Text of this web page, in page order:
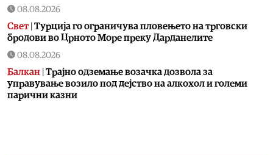
08.08.2026
Свет| Турција го ограничува пловењето на трговски
бродови во Црното Море преку Дарданелите
08.08.2026
Балкан Трајно одземање возачка дозвола за
управување возило под дејство на алкохол и големи
парични казни